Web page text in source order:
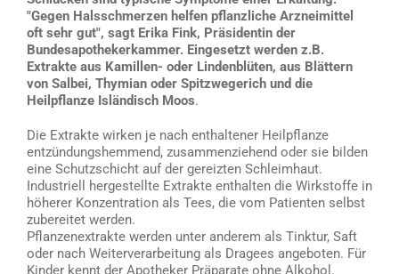
"Gegen Halsschmerzen helfen pflanzliche Arzneimittel
oft sehr gut", sagt Erika Fink, Präsidentin der
Bundesapothekerkammer. Eingesetzt werden z.B.
Extrakte aus Kamillen- oder Lindenblüten, aus Blättern
von Salbei, Thymian oder Spitzwegerich und die
Heilpflanze Isländisch Moos.
Die Extrakte wirken je nach enthaltener Heilpflanze
entzündungshemmend, zusammenziehend oder sie bilden
eine Schutzschicht auf der gereizten Schleimhaut.
Industriell hergestellte Extrakte enthalten die Wirkstoffe in
höherer Konzentration als Tees, die vom Patienten selbst
zubereitet werden.
Pflanzenextrakte werden unter anderem als Tinktur, Saft
oder nach Weiterverarbeitung als Dragees angeboten. Für
Kinder kennt der Apotheker Präparate ohne Alkohol.